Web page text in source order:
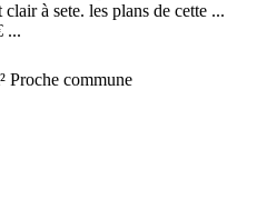
à sete. les plans de cette ...
...
Proche commune